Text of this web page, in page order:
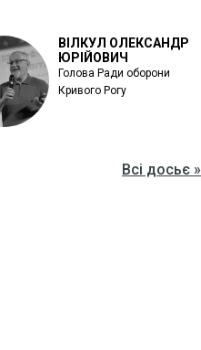
ВІЛКУЛ ОЛЕКСАНДР
ЮРІЙОВИЧ
Голова Ради оборони
Кривого Рогу
Всі досьє »